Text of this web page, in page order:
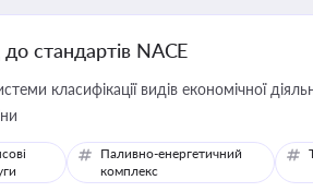
стандартів NACE
класифікації видів економічної
Паливно-енергетичний
комплекс